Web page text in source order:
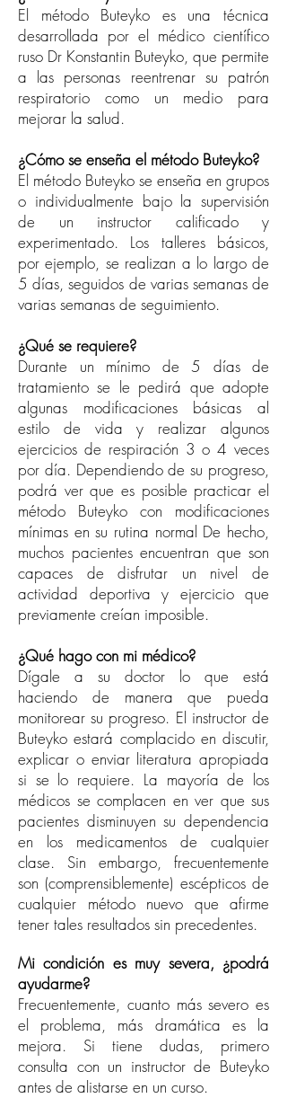
El método Buteyko es una técnica
desarrollada por el médico científico
ruso Dr Konstantin Buteyko, que permite
a las personas reentrenar su patrón
respiratorio como un medio para
mejorar la salud.
¿Cómo se enseña el método Buteyko?
El método Buteyko se enseña en grupos
o individualmente bajo la supervisión
de un instructor calificado y
experimentado. Los talleres básicos,
por ejemplo, se realizan a lo largo de
5 días, seguidos de varias semanas de
varias semanas de seguimiento.
¿Qué se requiere?
Durante un mínimo de 5 días de
tratamiento se le pedirá que adopte
algunas modificaciones básicas al
estilo de vida y realizar algunos
ejercicios de respiración 3 o 4 veces
por día. Dependiendo de su progreso,
podrá ver que es posible practicar el
método Buteyko con modificaciones
mínimas en su rutina normal De hecho,
muchos pacientes encuentran que son
capaces de disfrutar un nivel de
actividad deportiva y ejercicio que
previamente creían imposible.
¿Qué hago con mi médico?
Dígale a su doctor lo que está
haciendo de manera que pueda
monitorear su progreso. El instructor de
Buteyko estará complacido en discutir,
explicar o enviar literatura apropiada
si se lo requiere. La mayoría de los
médicos se complacen en ver que sus
pacientes disminuyen su dependencia
en los medicamentos de cualquier
clase. Sin embargo, frecuentemente
son (comprensiblemente) escépticos de
cualquier método nuevo que afirme
tener tales resultados sin precedentes.
Mi condición es muy severa, ¿podrá
ayudarme?
Frecuentemente, cuanto más severo es
el problema, más dramática es la
mejora. Si tiene dudas, primero
consulta con un instructor de Buteyko
antes de alistarse en un curso.